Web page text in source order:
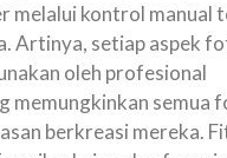
melalui kontrol manual
Artinya, setiap aspek
oleh profesional
memungkinkan
berkreasi mereka.